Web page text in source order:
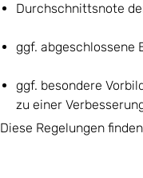
Durchschnittsnote
ggf. abgeschlossene
ggf. besondere
zu einer
Diese Regelungen